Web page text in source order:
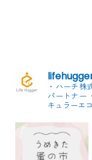
・ハーチ株
パートナー
キュラーエ